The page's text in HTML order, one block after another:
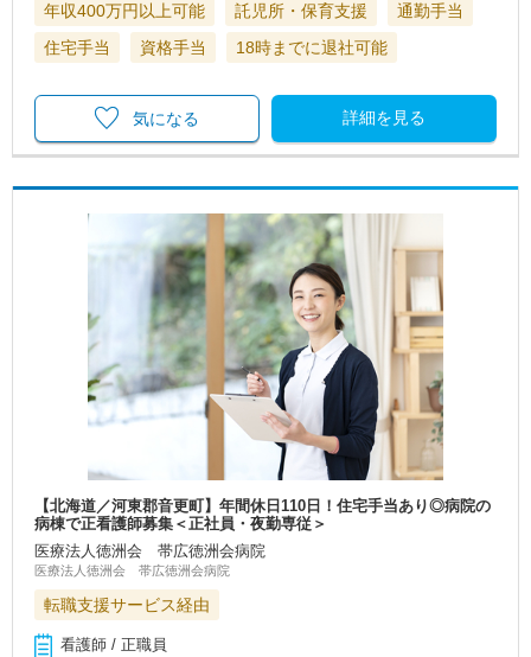
年収400万円以上可能 託児所・保育支援
通勤手当
住宅手当
資格手当 18時までに退社可能
詳細を見る
気になる
【北海道／河東郡音更町】年間休日110日！住宅手当あり◎病院の
病棟で正看護師募集＜正社員・夜勤専従＞
医療法人徳洲会 帯広徳洲会病院
医療法人徳洲会 帯広徳洲会病院
転職支援サービス経由
看護師 / 正職員